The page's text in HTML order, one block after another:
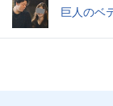
巨人のベ